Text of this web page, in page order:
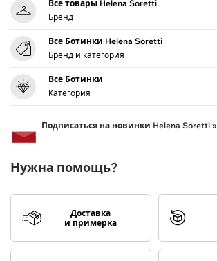
Все товары Helena Soretti
Бренд
Все Ботинки Helena Soretti
Бренд и категория
Все Ботинки
Категория
Подписаться на новинки Helena Soretti »
Нужна помощь?
Доставка
и примерка